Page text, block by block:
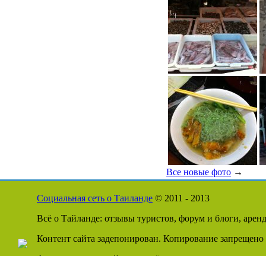
Все новые фото →
Социальная сеть о Таиланде © 2011 - 2013
Всё о Тайланде: отзывы туристов, форум и блоги,
Контент сайта задепонирован. Копирование запрещено